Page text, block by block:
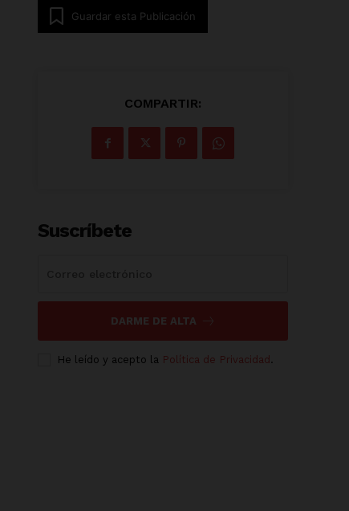
Guardar esta Publicación
COMPARTIR:
Suscríbete
DARME DE ALTA
He leído y acepto la Política de Privacidad .